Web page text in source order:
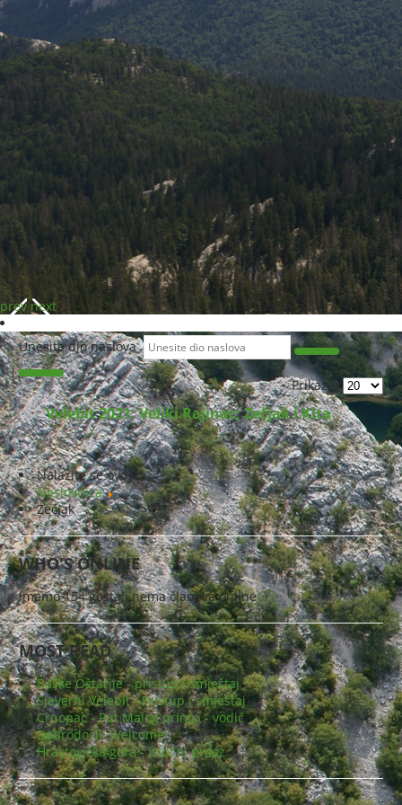
prev next
Unesite dio naslova
Prikaz #
Velebit 2021: Veliki Rajinac; Zečjak i Kita
Nalazite se ovdje:
Naslovnica
Zečjak
WHO'S ONLINE
Imamo 154 gosta i nema članova online
MOST READ
Baške Oštarije - pristup i smještaj
Sjeverni Velebit - Pristup i smještaj
Crnopac - Put Malog princa - vodič
Dobrodošli! Welcome!
Hrastovička gora - Istočni prilaz